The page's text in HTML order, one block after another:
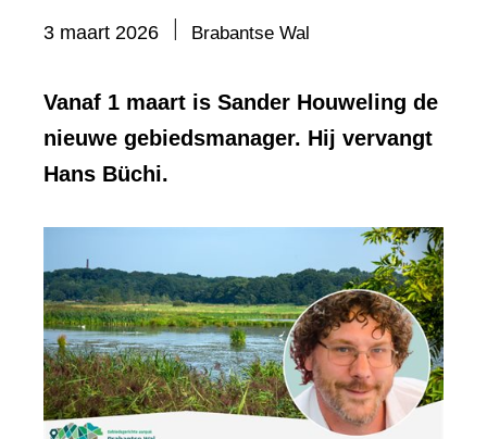
3 maart 2026 Brabantse Wal
element:
Foto
Vanaf 1 maart is Sander Houweling de
nieuwe gebiedsmanager. Hij vervangt
Hans Büchi.